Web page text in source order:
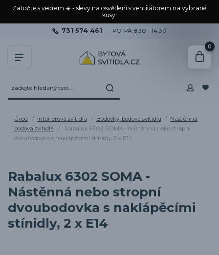
Zatočte s vedrem ☀️ - slevy na osvětlení s ventilátorem na vybrané
kusy!
731 574 461 PO-PÁ 8:30 - 14:30
0
Úvod Interiérová svítidla Bodovky, bodová svítidla
Nástěnná
bodová svítidla
Rabalux 6302 SOMA - Nástěnná nebo stropní
dvoubodovka s naklápěcími stínidly, 2 x E14
Rabalux 6302 SOMA -
Nástěnná nebo stropní
dvoubodovka s naklápěcími
stínidly, 2 x E14